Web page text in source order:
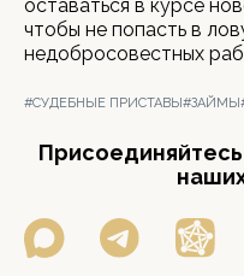
оставаться в курсе
чтобы не попасть в
недобросовестных
#СУДЕБНЫЕ ПРИСТАВЫ#ЗАЙМЫ